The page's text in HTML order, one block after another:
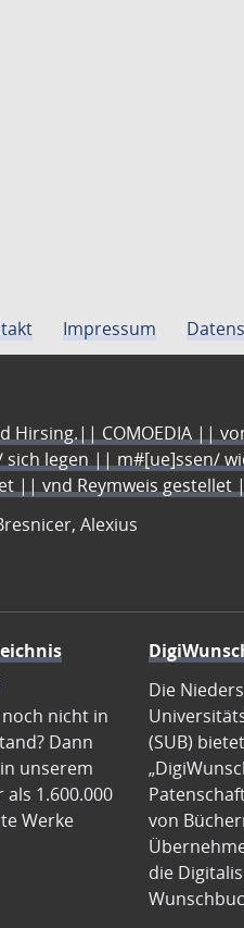
Impressum
Hirsing.|| COMOEDIA ||
sich legen || m#[ue]ssen/
|| vnd Reymweis
Alexius
nicht in
Dann
unserem
1.600.000
Werke
Die
(SUB)
von
die